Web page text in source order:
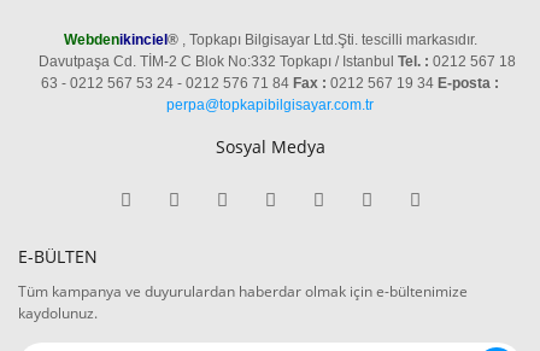
Webdenikinciel®, Topkapı Bilgisayar Ltd.Şti. tescilli markasıdır.
Davutpaşa Cd. TİM-2 C Blok No:332 Topkapı / Istanbul Tel. : 0212 567 18
63 - 0212 567 53 24 - 0212 576 71 84 Fax : 0212 567 19 34 E-posta :
perpa@topkapibilgisayar.com.tr
Sosyal Medya
E-BÜLTEN
Tüm kampanya ve duyurulardan haberdar olmak için e-bültenimize
kaydolunuz.